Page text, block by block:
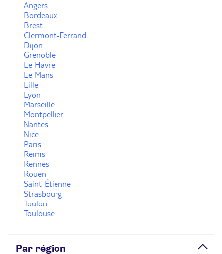
Agence de voyage TUI STORE La Roche-sur-Yon
Fermé.
101 Boulevard Aristide Briand 85000 La Roche
Sur Yon
Angers
Bordeaux
Brest
Clermont-Ferrand
Dijon
Grenoble
Le Havre
Le Mans
Lille
Lyon
Marseille
Montpellier
Nantes
Nice
Paris
Reims
Rennes
Rouen
Saint-Étienne
Strasbourg
Toulon
Toulouse
Par région